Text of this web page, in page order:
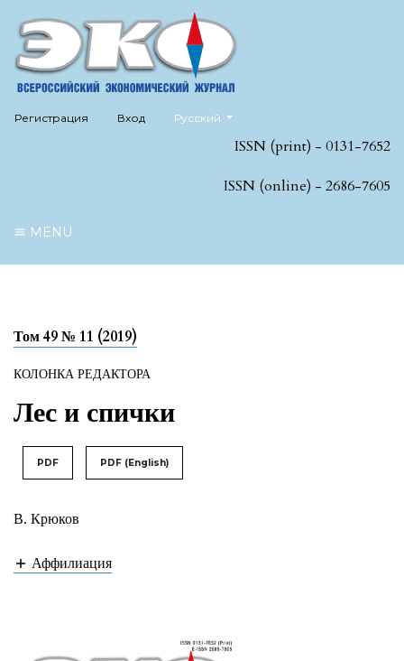
Регистрация Вход Русский
ISSN (print) - 0131-7652
ISSN (online) - 2686-7605
MENU
Том 49 № 11 (2019)
КОЛОНКА РЕДАКТОРА
Лес и спички
PDF PDF (English)
В. Крюков
Аффилиация